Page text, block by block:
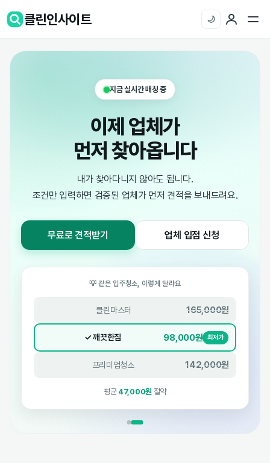
클린인사이트 🌙
지금 실시간 매칭 중
이제 업체가
먼저 찾아옵니다
내가 찾아다니지 않아도 됩니다.
조건만 입력하면 검증된 업체가 먼저 견적을 보내드려요.
무료로 견적받기 업체 입점 신청
💡 같은 입주청소, 이렇게 달라요
클린마스터 165,000원
✓ 깨끗한집 98,000원 최저가
프리미엄청소 142,000원
평균 47,000원 절약